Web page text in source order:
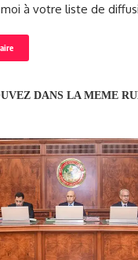
à votre liste de
DANS LA MEME